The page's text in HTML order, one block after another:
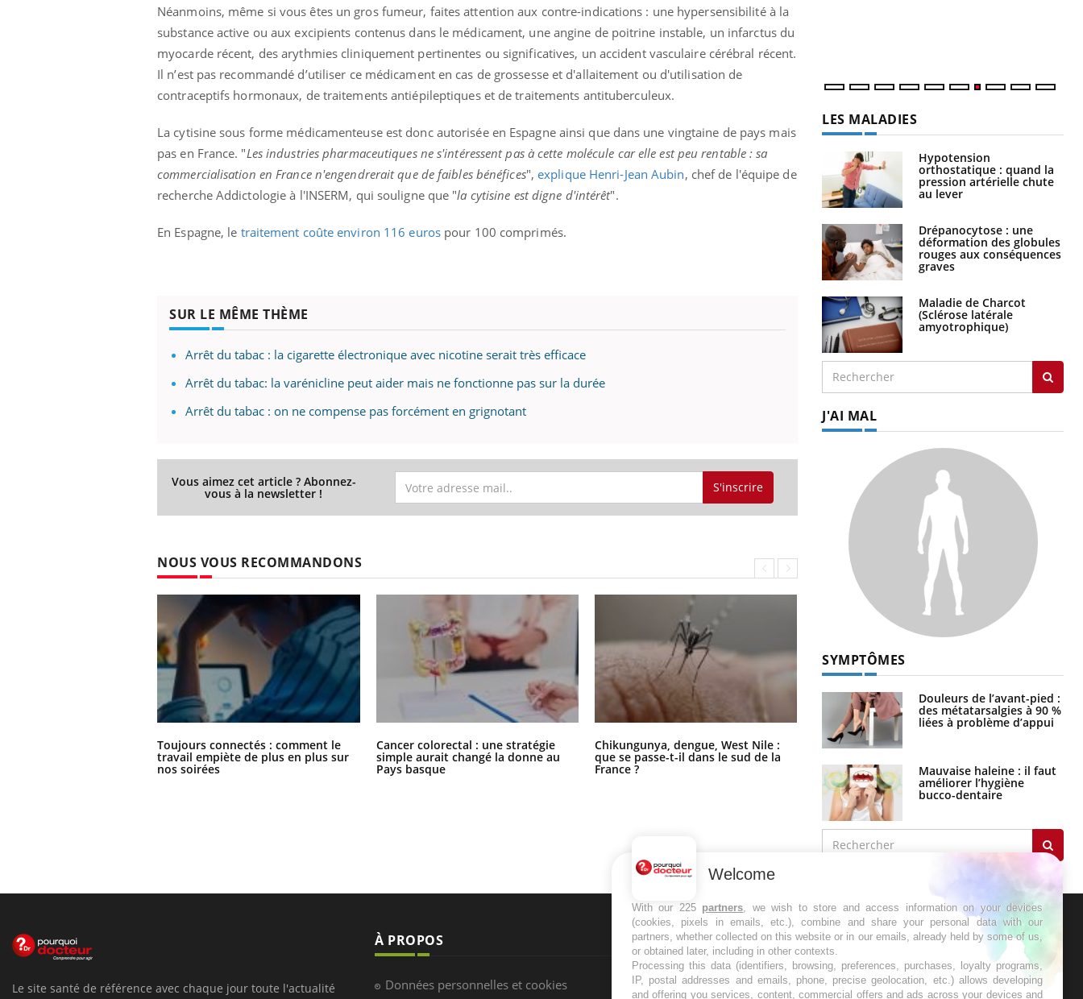
Néanmoins, même si vous êtes un gros fumeur, faites attention aux contre-indications : une hypersensibilité à la
substance active ou aux excipients contenus dans le médicament, une angine de poitrine instable, un infarctus du
myocarde récent, des arythmies cliniquement pertinentes ou significatives, un accident vasculaire cérébral récent.
Il n’est pas recommandé d’utiliser ce médicament en cas de grossesse et d'allaitement ou d'utilisation de
contraceptifs hormonaux, de traitements antiépileptiques et de traitements antituberculeux.
La cytisine sous forme médicamenteuse est donc autorisée en Espagne ainsi que dans une vingtaine de pays mais
pas en France. "Les industries pharmaceutiques ne s'intéressent pas à cette molécule car elle est peu rentable : sa
commercialisation en France n'engendrerait que de faibles bénéfices",explique Henri-Jean Aubin, chef de l'équipe de
recherche Addictologie à l'INSERM, qui souligne que "la cytisine est digne d'intérêt".
En Espagne, le traitement coûte environ 116 eurospour 100 comprimés.
SUR LE MÊME THÈME
Arrêt du tabac : la cigarette électronique avec nicotine serait très efficace
Arrêt du tabac: la varénicline peut aider mais ne fonctionne pas sur la durée
Arrêt du tabac : on ne compense pas forcément en grignotant
Vous aimez cet article ? Abonnez-
vous à la newsletter ! S'inscrire
NOUS VOUS RECOMMANDONS
Toujours connectés : comment le
travail empiète de plus en plus sur
nos soirées
Cancer colorectal : une stratégie
simple aurait changé la donne au
Pays basque
Chikungunya, dengue, West Nile :
que se passe-t-il dans le sud de la
France ?
Les médicaments GLP-1 protègent-
LES MALADIES
Hypotension
orthostatique : quand la
pression artérielle chute
au lever
Drépanocytose : une
déformation des globules
rouges aux conséquences
graves
Maladie de Charcot
(Sclérose latérale
amyotrophique)
J'AI MAL
SYMPTÔMES
Douleurs de l’avant-pied :
des métatarsalgies à 90 %
liées à problème d’appui
Mauvaise haleine : il faut
améliorer l’hygiène
bucco-dentaire
Le site santé de référence avec chaque jour toute l'actualité
À PROPOS
Données personnelles et cookies
NEWSLETTER
Recevez toutes les semaines les meilleures
infos santé
Welcome
With our 225 partners, we wish to store and access information on your devices
(cookies, pixels in emails, etc.), combine and share your personal data with our
partners, whether collected on this website or in our emails, already held by some of us,
or obtained later, including in other contexts.
Processing this data (identifiers, browsing, preferences, purchases, loyalty programs,
IP, postal addresses and emails, phone, precise geolocation, etc.) allows developing
and offering you services, content, commercial offers and ads across your devices and